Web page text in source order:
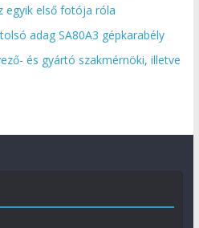
egyik első fotója róla
adag SA80A3 gépkarabély
és gyártó szakmérnöki, illetve